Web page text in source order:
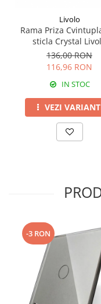
Livolo
Rama Priza
sticla Crystal
136,00 RON
116,96 RON
IN STOC
VEZI
-3 RON